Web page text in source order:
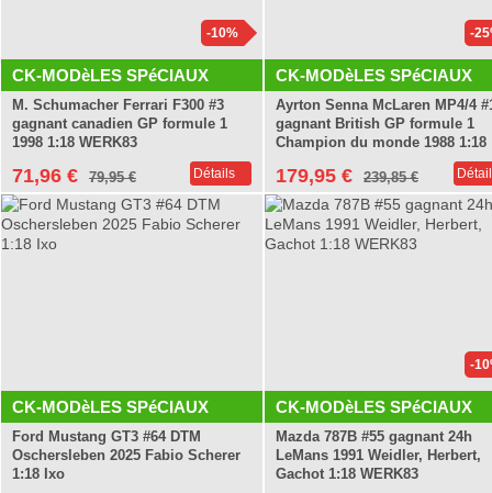
CK-MODèLES SPéCIAUX
-10%
M. Schumacher Ferrari F300 #3
gagnant canadien GP formule 1
1998 1:18 WERK83
71,96 € 79,95 € Détails
CK-MODèLES SPéCIAUX
-
Ayrton Senna McLaren MP4/4
gagnant British GP formule 1
Champion du monde 1988 1:18
179,95 € 239,85 €
CK-MODèLES SPéCIAUX
Ford Mustang GT3 #64 DTM
Oschersleben 2025 Fabio Scherer
1:18 Ixo
CK-MODèLES SPéCIAUX
-
Mazda 787B #55 gagnant 24h
LeMans 1991 Weidler, Herbert,
Gachot 1:18 WERK83